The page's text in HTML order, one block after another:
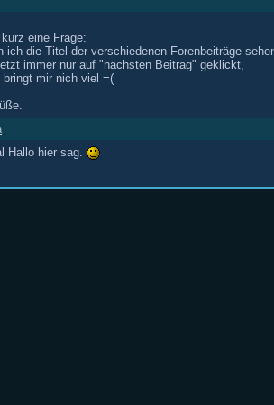
eine Frage:
ich die Titel der verschiedenen Forenbeiträge
immer nur auf "nächsten Beitrag" geklickt,
bringt mir nich viel =(
Hallo hier sag.